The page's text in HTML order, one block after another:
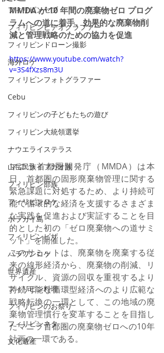
フィリピンセブ
フィリピンビデオグラファー
フィリピンドローン撮影
海外ロケ
フィリピンフォトグラファー
Cebu
フィリピンの子どもたちの遊び
フィリピン大統領選挙
ナウエライステラス
山岳民族イフガオ族
フィリピン部族
フィリピンロケ
ボラカイ島
フィリピンビザ
パラワンロケ
世界遺産
フィリピン料理
フィリピンのお祭り
フィリピンネタ
文化遺産
MMDA が 10 年間の廃棄物ゼロ プログ
ラムへの道に着手、効果的な廃棄物削
減と管理戦略のための協力を促進
https://www.youtube.com/watch?
v=3S4fXzs8m3U
マニラ首都圏開発庁（MMDA）は本
日、首都圏の固形廃棄物管理に関する
緊急課題に対処するため、より持続可
能で循環的な経済を支援するさまざま
な実践を促進および実証することを目
的とした初の「ゼロ廃棄物への道サミ
ット」を開催した。
このサミットは、廃棄物を廃棄する従
来の線形経済から、廃棄物の削減、リ
サイクル、資源の回収を重視するより
持続可能な循環型経済へのより広範な
戦略転換の一環として、この地域の廃
棄物管理慣行を変革することを目指し
たマニラ首都圏の廃棄物ゼロへの10年
計画の一環である。